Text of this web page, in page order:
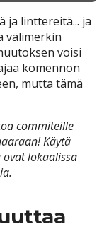
ja linttereitä... ja
välimerkin
voisi
komennon
mutta tämä
commiteille
Käytä
lokaalissa